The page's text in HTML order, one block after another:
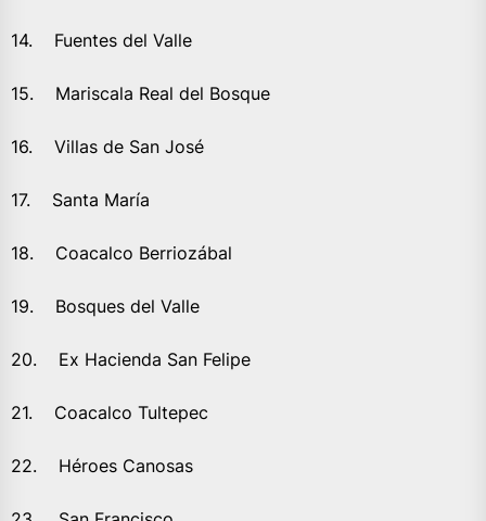
14. Fuentes del Valle
15. Mariscala Real del Bosque
16. Villas de San José
17. Santa María
18. Coacalco Berriozábal
19. Bosques del Valle
20. Ex Hacienda San Felipe
21. Coacalco Tultepec
22. Héroes Canosas